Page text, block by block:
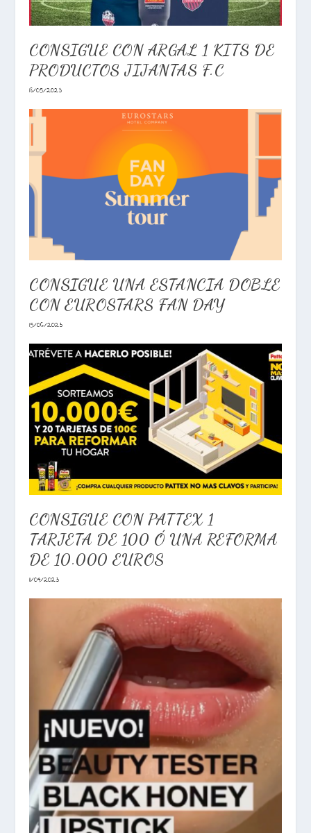
CONSIGUE CON ARGAL 1 KITS DE
PRODUCTOS JIJANTAS F.C
18/05/2023
CONSIGUE UNA ESTANCIA DOBLE
CON EUROSTARS FAN DAY
15/06/2023
CONSIGUE CON PATTEX 1
TARJETA DE 100 Ó UNA REFORMA
DE 10.000 EUROS
11/04/2023